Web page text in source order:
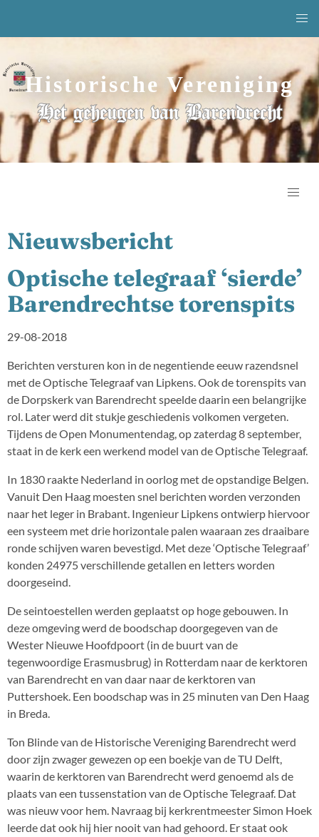
Historische Vereniging
Het geheugen van Barendrecht
Nieuwsbericht
Optische telegraaf ‘sierde’
Barendrechtse torenspits
29-08-2018
Berichten versturen kon in de negentiende eeuw razendsnel
met de Optische Telegraaf van Lipkens. Ook de torenspits van
de Dorpskerk van Barendrecht speelde daarin een belangrijke
rol. Later werd dit stukje geschiedenis volkomen vergeten.
Tijdens de Open Monumentendag, op zaterdag 8 september,
staat in de kerk een werkend model van de Optische Telegraaf.
In 1830 raakte Nederland in oorlog met de opstandige Belgen.
Vanuit Den Haag moesten snel berichten worden verzonden
naar het leger in Brabant. Ingenieur Lipkens ontwierp hiervoor
een systeem met drie horizontale palen waaraan zes draaibare
ronde schijven waren bevestigd. Met deze ‘Optische Telegraaf’
konden 24975 verschillende getallen en letters worden
doorgeseind.
De seintoestellen werden geplaatst op hoge gebouwen. In
deze omgeving werd de boodschap doorgegeven van de
Wester Nieuwe Hoofdpoort (in de buurt van de
tegenwoordige Erasmusbrug) in Rotterdam naar de kerktoren
van Barendrecht en van daar naar de kerktoren van
Puttershoek. Een boodschap was in 25 minuten van Den Haag
in Breda.
Ton Blinde van de Historische Vereniging Barendrecht werd
door zijn zwager gewezen op een boekje van de TU Delft,
waarin de kerktoren van Barendrecht werd genoemd als de
plaats van een tussenstation van de Optische Telegraaf. Dat
was nieuw voor hem. Navraag bij kerkrentmeester Simon Hoek
leerde dat ook hij hier nooit van had gehoord. Er staat ook